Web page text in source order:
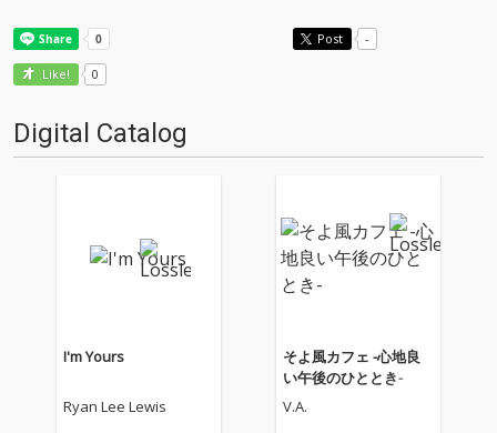
Post -
Like! 0
Digital Catalog
I'm Yours
Ryan Lee Lewis
そよ風カフェ -心地良
い午後のひととき-
V.A.